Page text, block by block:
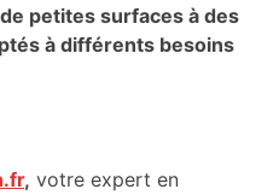
petites surfaces à des
à différents besoins
, votre expert en